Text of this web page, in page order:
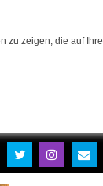
zu zeigen, die auf